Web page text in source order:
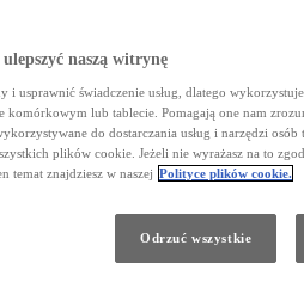
naszą witrynę
i usprawnić świadczenie usług, dlatego
komórkowym lub tablecie. Pomagają one nam
do dostarczania usług i narzędzi osób
plików cookie. Jeżeli nie wyrażasz na to
temat znajdziesz w naszej Polityce plików cookie.
Odrzuć wszystkie